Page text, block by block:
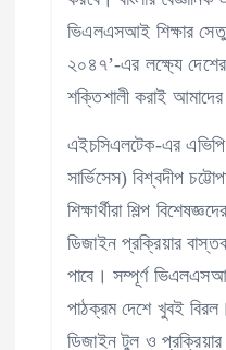
ভিএলএসআই শিক্ষার
২০৪৭’-এর লক্ষ্যে
শক্তিশালী করাই
এইচসিএলটেক-এর এভিপি
সার্ভিসেস) বিশ্বদীপ
শিক্ষার্থীরা শিল্প
ডিজাইন প্রক্রিয়ার
পাবে। সম্পূর্ণ
পাঠক্রম দেশে খুবই
ডিজাইন টুল ও